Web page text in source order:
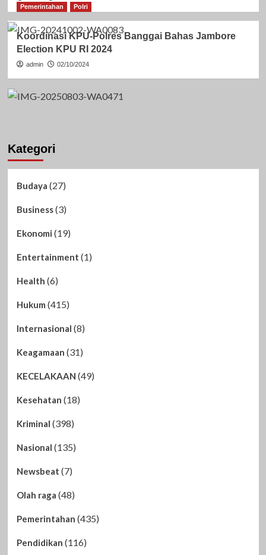
Pemerintahan
Polri
Koordinasi KPU-Polres Banggai Bahas Jambore
Election KPU RI 2024
admin 02/10/2024
Kategori
Budaya (27)
Business(3)
Ekonomi (19)
Entertainment (1)
Health (6)
Hukum (415)
Internasional (8)
Keagamaan (31)
KECELAKAAN (49)
Kesehatan (18)
Kriminal (398)
Nasional (135)
Newsbeat (7)
Olah raga (48)
Pemerintahan (435)
Pendidikan (116)